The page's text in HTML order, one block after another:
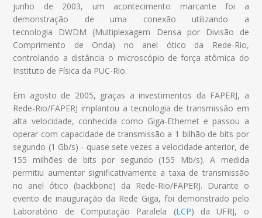
junho de 2003, um acontecimento marcante foi a
demonstração de uma conexão utilizando a
tecnologia DWDM (Multiplexagem Densa por Divisão de
Comprimento de Onda) no anel ótico da Rede-Rio,
controlando a distância o microscópio de força atômica do
Instituto de Física da PUC-Rio.
Em agosto de 2005, graças a investimentos da FAPERJ, a
Rede-Rio/FAPERJ implantou a tecnologia de transmissão em
alta velocidade, conhecida como Giga-Ethernet e passou a
operar com capacidade de transmissão a 1 bilhão de bits por
segundo (1 Gb/s) - quase sete vezes a velocidade anterior, de
155 milhões de bits por segundo (155 Mb/s). A medida
permitiu aumentar significativamente a taxa de transmissão
no anel ótico (backbone) da Rede-Rio/FAPERJ. Durante o
evento de inauguração da Rede Giga, foi demonstrado pelo
Laboratório de Computação Paralela (LCP) da UFRJ, o